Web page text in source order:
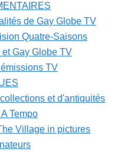
de Gay Globe TV
Quatre-Saisons
Gay Globe TV
TV
et d'antiquités
Tempo
Village in pictures